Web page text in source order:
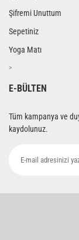
Şifremi Unuttum
Sepetiniz
Yoga Matı
>
E-BÜLTEN
Tüm kampanya ve
kaydolunuz.